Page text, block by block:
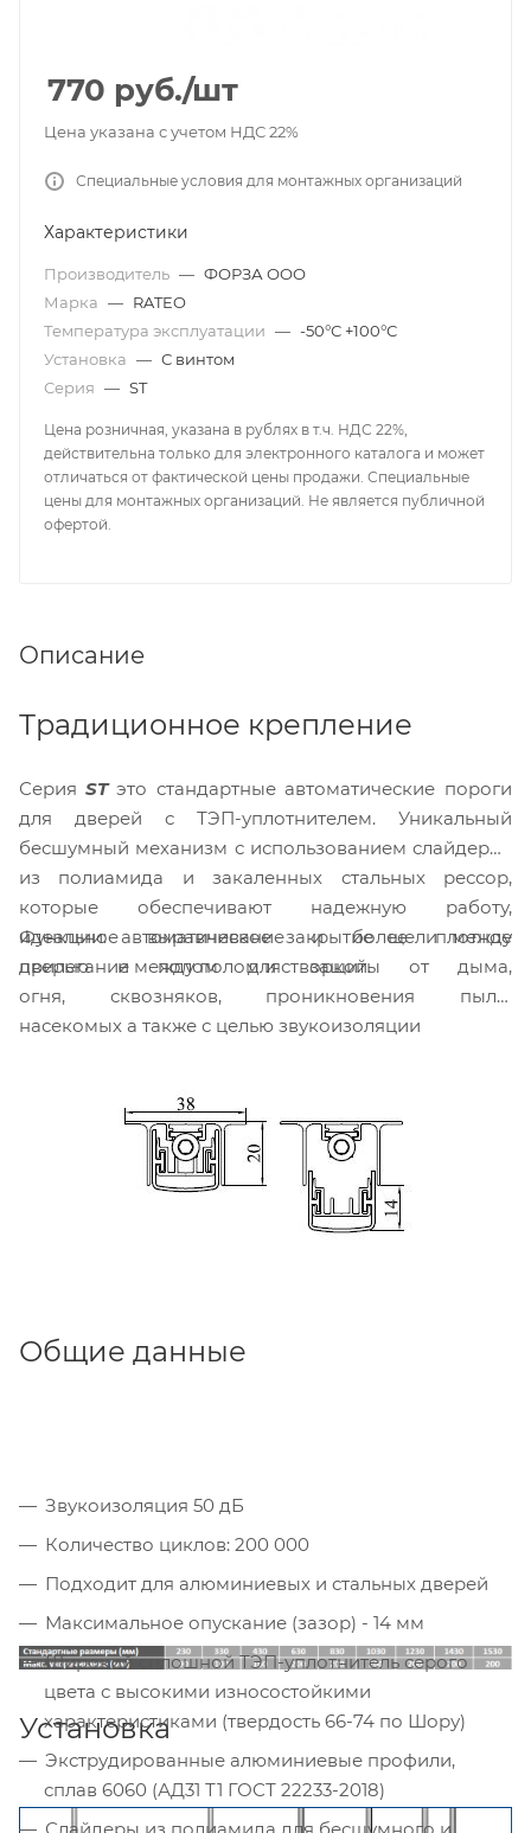
770 руб./шт
Цена указана с учетом НДС 22%
Специальные условия для монтажных организаций
Характеристики
Производитель — ФОРЗА ООО
Марка — RATEO
Температура эксплуатации — -50°С +100°С
Установка — С винтом
Серия — ST
Цена розничная, указана в рублях в т.ч. НДС 22%,
действительна только для электронного каталога и может
отличаться от фактической цены продажи. Специальные
цены для монтажных организаций. Не является публичной
офертой.
Описание
Традиционное крепление
Серия ST это стандартные автоматические пороги
для дверей с ТЭП-уплотнителем. Уникальный
бесшумный механизм с использованием слайдеров
из полиамида и закаленных стальных рессор,
которые обеспечивают надежную работу,
идеальное выравнивание и более плотное
прилегание между полом и створкой.
Функции: автоматическое закрытие щели между
дверью и полом для защиты от дыма,
огня, сквозняков, проникновения пыли,
насекомых а также с целью звукоизоляции
Общие данные
Звукоизоляция 50 дБ
Количество циклов: 200 000
Подходит для алюминиевых и стальных дверей
Максимальное опускание (зазор) - 14 мм
Широкий сплошной ТЭП-уплотнитель серого
цвета с высокими износостойкими
характеристиками (твердость 66-74 по Шору)
Экструдированные алюминиевые профили,
сплав 6060 (АД31 Т1 ГОСТ 22233-2018)
Установка